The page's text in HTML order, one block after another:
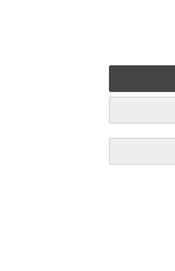
Vaude Pole